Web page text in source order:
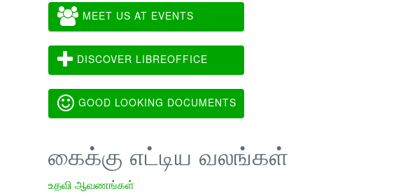
MEET US AT EVENTS
DISCOVER LIBREOFFICE
GOOD LOOKING DOCUMENTS
கைக்கு எட்டிய வலங்கள்
உதவி ஆவணங்கள்